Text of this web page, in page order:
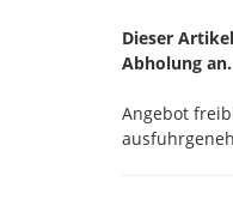
Dieser
Abholung an.
Angebot